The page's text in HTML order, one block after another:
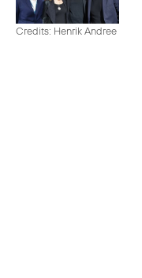
Credits: Henrik Andree